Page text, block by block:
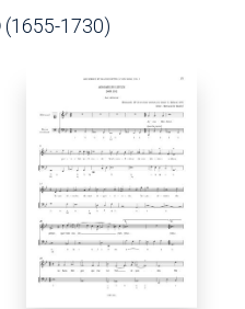
(1655-1730)